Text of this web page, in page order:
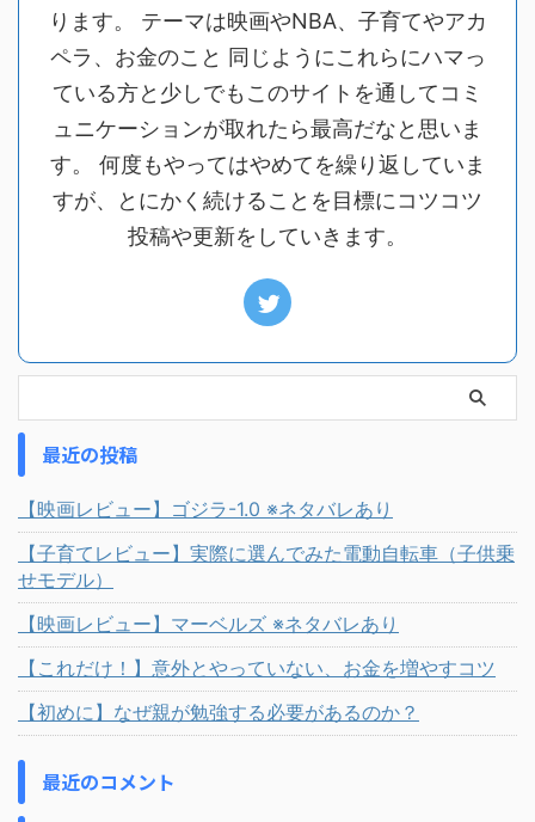
ります。 テーマは映画やNBA、子育てやアカ
ペラ、お金のこと 同じようにこれらにハマっ
ている方と少しでもこのサイトを通してコミ
ュニケーションが取れたら最高だなと思いま
す。 何度もやってはやめてを繰り返していま
すが、とにかく続けることを目標にコツコツ
投稿や更新をしていきます。
最近の投稿
【映画レビュー】ゴジラ-1.0 ※ネタバレあり
【子育てレビュー】実際に選んでみた電動自転車（子供乗
せモデル）
【映画レビュー】マーベルズ ※ネタバレあり
【これだけ！】意外とやっていない、お金を増やすコツ
【初めに】なぜ親が勉強する必要があるのか？
最近のコメント